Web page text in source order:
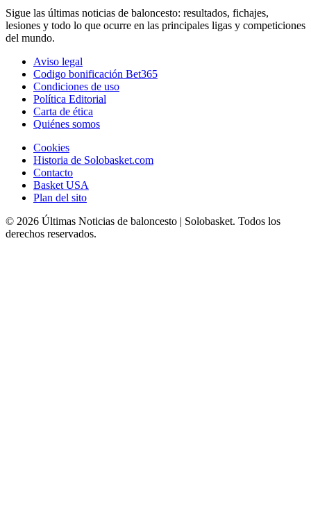
Sigue las últimas noticias de baloncesto: resultados, fichajes,
lesiones y todo lo que ocurre en las principales ligas y competiciones
del mundo.
Aviso legal
Codigo bonificación Bet365
Condiciones de uso
Política Editorial
Carta de ética
Quiénes somos
Cookies
Historia de Solobasket.com
Contacto
Basket USA
Plan del sito
© 2026 Últimas Noticias de baloncesto | Solobasket. Todos los
derechos reservados.